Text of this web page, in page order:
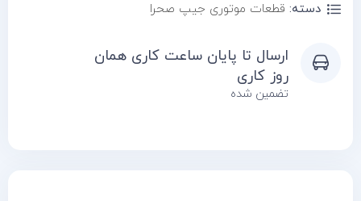
دسته: قطعات موتوری جیپ صحرا
ارسال تا پایان ساعت کاری همان
روز کاری
تضمین شده